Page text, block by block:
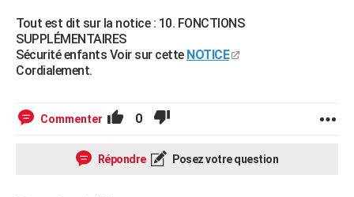
Tout est dit sur la notice : 10. FONCTIONS
SUPPLÉMENTAIRES
Sécurité enfants Voir sur cette NOTICE
Cordialement.
Commenter 0
Répondre Posez votre question